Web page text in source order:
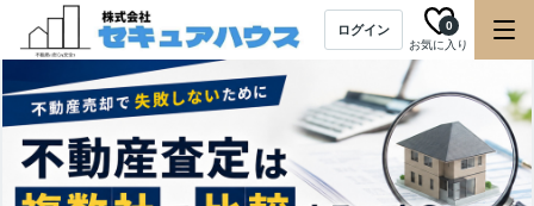
ログイン
お気に入り
0